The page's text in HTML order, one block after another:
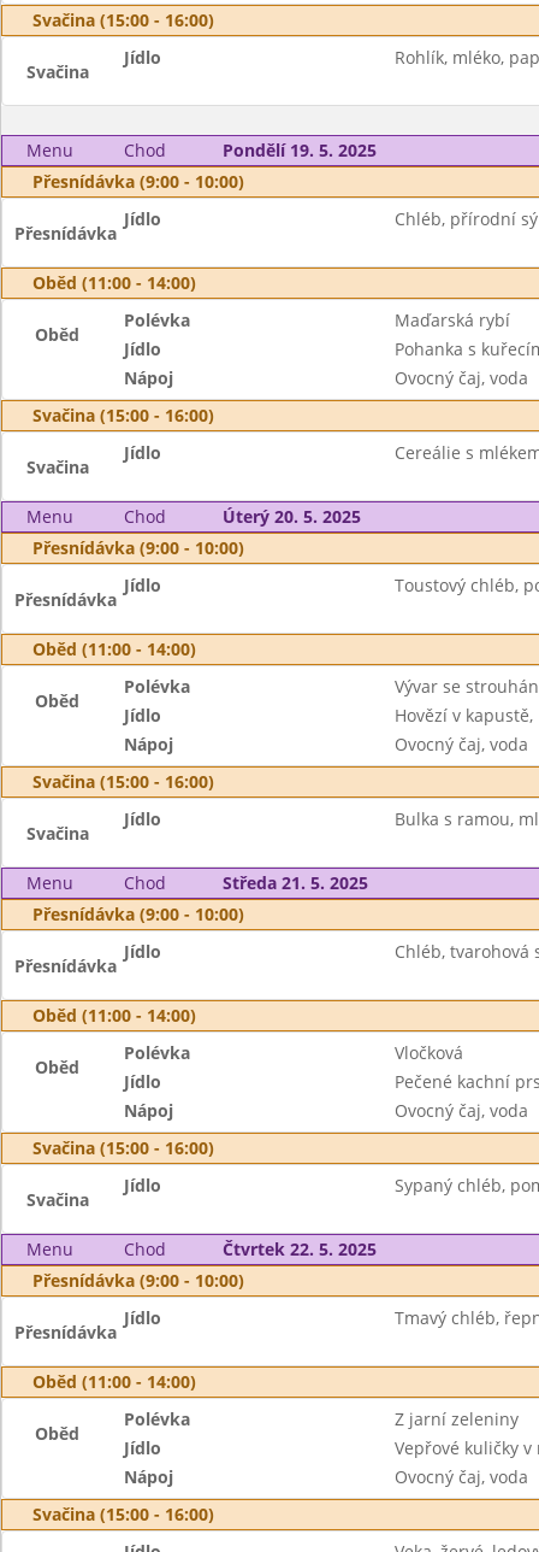
Svačina (15:00 - 16:00)
Svačina
Jídlo Rohlík, mléko,
Menu Chod
Pondělí 19. 5. 2025
Přesnídávka (9:00 - 10:00)
Přesnídávka
Jídlo Chléb, přírodní
Oběd (11:00 - 14:00)
Oběd
Polévka
Maďarská rybí
Jídlo
Pohanka s
Nápoj
Ovocný čaj, voda
Svačina (15:00 - 16:00)
Svačina
Jídlo Cereálie s
Menu Chod
Úterý 20. 5. 2025
Přesnídávka (9:00 - 10:00)
Přesnídávka
Jídlo Toustový chléb,
Oběd (11:00 - 14:00)
Oběd
Polévka
Vývar se
Jídlo
Hovězí v
Nápoj
Ovocný čaj, voda
Svačina (15:00 - 16:00)
Svačina
Jídlo Bulka s ramou,
Menu Chod
Středa 21. 5. 2025
Přesnídávka (9:00 - 10:00)
Přesnídávka
Jídlo Chléb, tvarohová
Oběd (11:00 - 14:00)
Oběd
Polévka
Vločková
Jídlo
Pečené kachní
Nápoj
Ovocný čaj, voda
Svačina (15:00 - 16:00)
Svačina
Jídlo Sypaný chléb,
Menu Chod
Čtvrtek 22. 5. 2025
Přesnídávka (9:00 - 10:00)
Přesnídávka
Jídlo Tmavý chléb,
Oběd (11:00 - 14:00)
Oběd
Polévka
Z jarní zeleniny
Jídlo
Vepřové kuličky v
Nápoj
Ovocný čaj, voda
Svačina (15:00 - 16:00)